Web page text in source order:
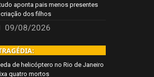
aponta pais menos presentes
dos filhos
09/08/2026
de helicóptero no Rio de Janeiro
quatro mortos